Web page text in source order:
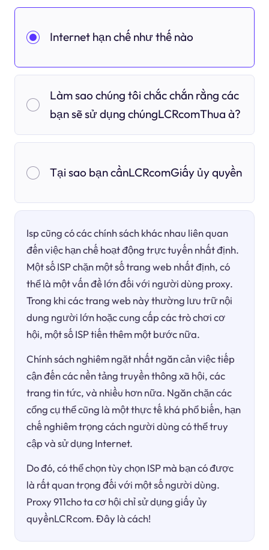
Internet hạn chế như thế nào
Làm sao chúng tôi chắc chắn rằng các
bạn sẽ sử dụng chúngLCRcomThua à?
Tại sao bạn cầnLCRcomGiấy ủy quyền
Isp cũng có các chính sách khác nhau liên quan
đến việc hạn chế hoạt động trực tuyến nhất định.
Một số ISP chặn một số trang web nhất định, có
thể là một vấn đề lớn đối với người dùng proxy.
Trong khi các trang web này thường lưu trữ nội
dung người lớn hoặc cung cấp các trò chơi cơ
hội, một số ISP tiến thêm một bước nữa.
Chính sách nghiêm ngặt nhất ngăn cản việc tiếp
cận đến các nền tảng truyền thông xã hội, các
trang tin tức, và nhiều hơn nữa. Ngăn chặn các
cổng cụ thể cũng là một thực tế khá phổ biến, hạn
chế nghiêm trọng cách người dùng có thể truy
cập và sử dụng Internet.
Do đó, có thể chọn tùy chọn ISP mà bạn có được
là rất quan trọng đối với một số người dùng.
Proxy 911cho ta cơ hội chỉ sử dụng giấy ủy
quyềnLCRcom. Đây là cách!